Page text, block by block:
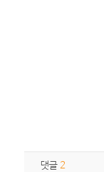
댓글 2